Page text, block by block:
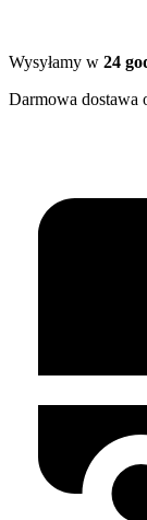
Wysyłamy w 24
Darmowa dostawa